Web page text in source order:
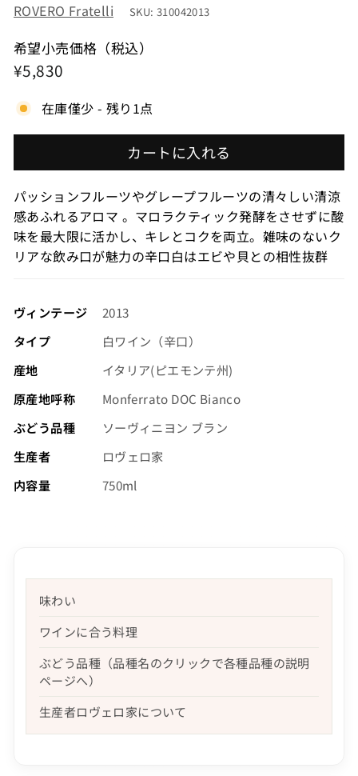
ROVERO Fratelli SKU: 310042013
希望小売価格（税込）
希
小
売
価
格
（税
込）
¥5,830
在庫僅少 - 残り1点
カートに入れる
パッションフルーツやグレープフルーツの清々しい清涼
感あふれるアロマ 。マロラクティック発酵をさせずに酸
味を最大限に活かし、キレとコクを両立。雑味のないク
リアな飲み口が魅力の辛口白はエビや貝との相性抜群
ヴィンテージ
2013
タイプ
白ワイン（辛口）
産地
イタリア(ピエモンテ州)
原産地呼称
Monferrato DOC Bianco
ぶどう品種
ソーヴィニヨン ブラン
生産者
ロヴェロ家
内容量
750ml
味わい
ワインに合う料理
ぶどう品種（品種名のクリックで各種品種の説明
ページへ）
生産者ロヴェロ家について